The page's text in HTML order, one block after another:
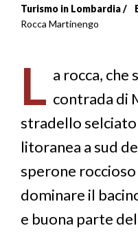
Briciole
pane
Turismo in Lombardia
Rocca Martinengo
L a rocca, che
contrada di
stradello selciato
litoranea a sud
sperone
dominare il
e buona parte